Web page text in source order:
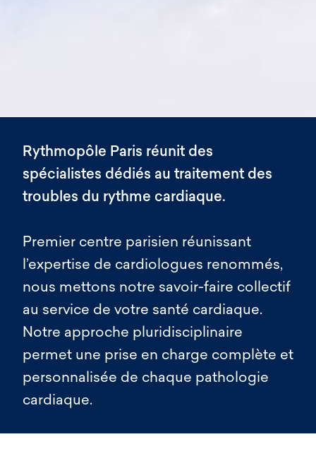
Rythmopôle Paris réunit des
spécialistes dédiés au traitement des
troubles du rythme cardiaque.
Premier centre parisien réunissant
l’expertise de cardiologues renommés,
nous mettons notre savoir-faire collectif
au service de votre santé cardiaque.
Notre approche pluridisciplinaire
permet une prise en charge complète et
personnalisée de chaque pathologie
cardiaque.